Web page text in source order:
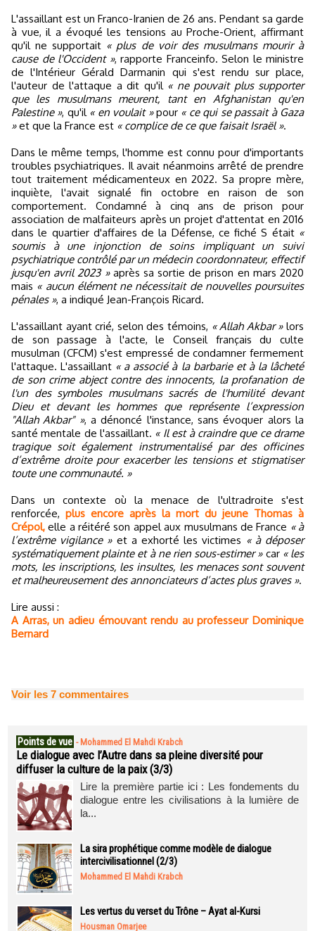
L'assaillant est un Franco-Iranien de 26 ans. Pendant sa garde
à vue, il a évoqué les tensions au Proche-Orient, affirmant
qu'il ne supportait « plus de voir des musulmans mourir à
cause de l'Occident », rapporte Franceinfo. Selon le ministre
de l'Intérieur Gérald Darmanin qui s'est rendu sur place,
l'auteur de l'attaque a dit qu'il « ne pouvait plus supporter
que les musulmans meurent, tant en Afghanistan qu'en
Palestine », qu'il « en voulait »pour « ce qui se passait à Gaza
»et que la France est « complice de ce que faisait Israël ».
Dans le même temps, l'homme est connu pour d'importants
troubles psychiatriques. Il avait néanmoins arrêté de prendre
tout traitement médicamenteux en 2022. Sa propre mère,
inquiète, l'avait signalé fin octobre en raison de son
comportement. Condamné à cinq ans de prison pour
association de malfaiteurs après un projet d'attentat en 2016
dans le quartier d'affaires de la Défense, ce fiché S était «
soumis à une injonction de soins impliquant un suivi
psychiatrique contrôlé par un médecin coordonnateur, effectif
jusqu'en avril 2023 »après sa sortie de prison en mars 2020
mais « aucun élément ne nécessitait de nouvelles poursuites
pénales », a indiqué Jean-François Ricard.
L'assaillant ayant crié, selon des témoins, « Allah Akbar »lors
de son passage à l'acte, le Conseil français du culte
musulman (CFCM) s'est empressé de condamner fermement
l'attaque. L'assaillant « a associé à la barbarie et à la lâcheté
de son crime abject contre des innocents, la profanation de
l'un des symboles musulmans sacrés de l'humilité devant
Dieu et devant les hommes que représente l’expression
"Allah Akbar" », a dénoncé l'instance, sans évoquer alors la
santé mentale de l'assaillant. « Il est à craindre que ce drame
tragique soit également instrumentalisé par des officines
d’extrême droite pour exacerber les tensions et stigmatiser
toute une communauté. »
Dans un contexte où la menace de l'ultradroite s'est
renforcée, plus encore après la mort du jeune Thomas à
Crépol, elle a réitéré son appel aux musulmans de France « à
l’extrême vigilance »et a exhorté les victimes « à déposer
systématiquement plainte et à ne rien sous-estimer »car « les
mots, les inscriptions, les insultes, les menaces sont souvent
et malheureusement des annonciateurs d’actes plus graves ».
Lire aussi :
A Arras, un adieu émouvant rendu au professeur Dominique
Bernard
Voir les 7 commentaires
Points de vue - Mohammed El Mahdi Krabch
Le dialogue avec l’Autre dans sa pleine diversité pour
diffuser la culture de la paix (3/3)
Lire la première partie ici : Les fondements du
dialogue entre les civilisations à la lumière de
la...
La sira prophétique comme modèle de dialogue
intercivilisationnel (2/3)
Mohammed El Mahdi Krabch
Les vertus du verset du Trône – Ayat al-Kursi
Housman Omarjee